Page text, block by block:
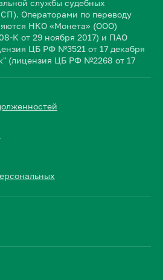
службы судебных
Операторами по переводу
НКО «Монета» (ООО)
К от 29 ноября 2017) и ПАО
ЦБ РФ №3521 от 17 декабря
(лицензия ЦБ РФ №2268 от 17